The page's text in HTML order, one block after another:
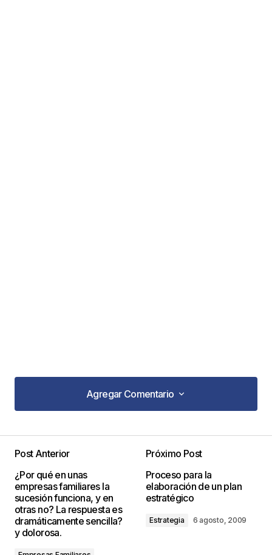
Agregar Comentario
Agregar Comentario
publicada. Los campos obligatorios están
marcados con*
Comentario*
Post Anterior
¿Por qué en unas
empresas familiares la
sucesión funciona, y en
otras no? La respuesta es
dramáticamente sencilla?
y dolorosa.
Próximo Post
Proceso para la
elaboración de un plan
estratégico
Estrategia 6 agosto, 2009